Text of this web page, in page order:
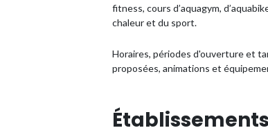
fitness, cours d’aquagym,
chaleur et du sport.
Horaires, périodes d'ouverture et
proposées, animations et